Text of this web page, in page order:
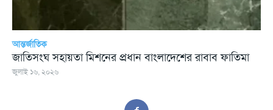
আন্তর্জাতিক
জাতিসংঘ সহায়তা মিশনের প্রধান বাংলাদেশের রাবাব ফাতিমা
জুলাই ১৬, ২০২৬